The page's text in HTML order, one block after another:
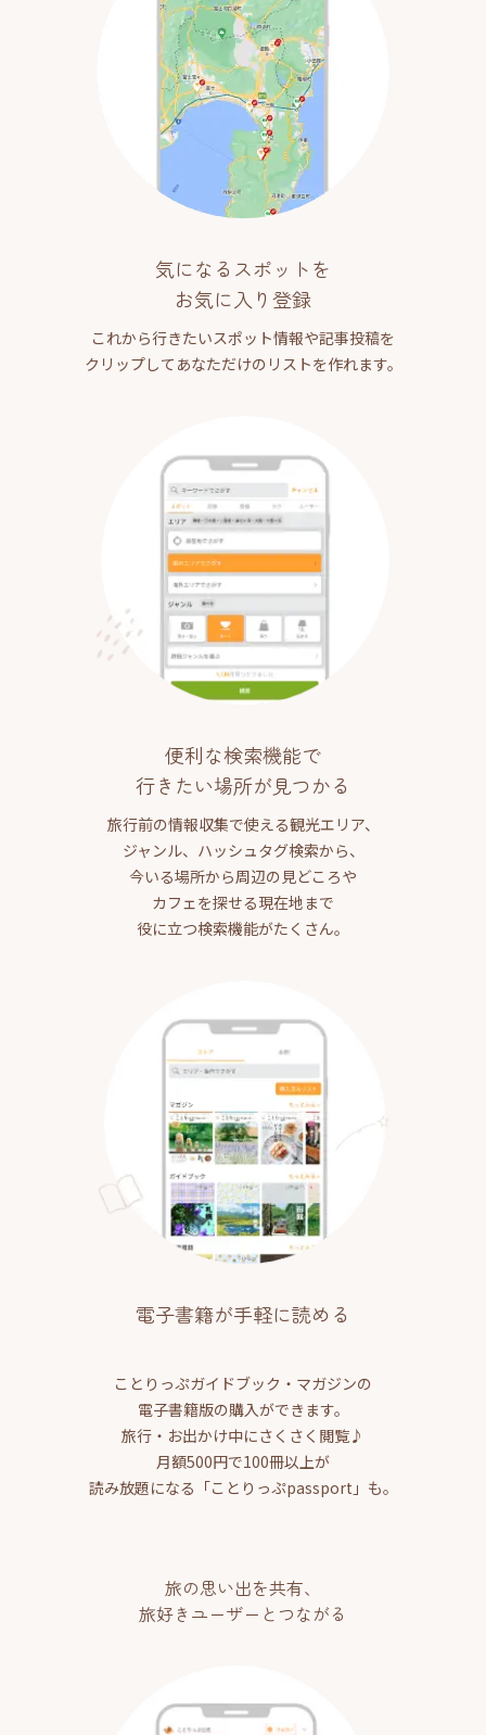
気になるスポットを
お気に入り登録
これから行きたいスポット情報や記事投稿を
クリップしてあなただけのリストを作れます。
便利な検索機能で
行きたい場所が見つかる
旅行前の情報収集で使える観光エリア、
ジャンル、ハッシュタグ検索から、
今いる場所から周辺の見どころや
カフェを探せる現在地まで
役に立つ検索機能がたくさん。
電子書籍が手軽に読める
ことりっぷガイドブック・マガジンの
電子書籍版の購入ができます。
旅行・お出かけ中にさくさく閲覧♪
月額500円で100冊以上が
読み放題になる「ことりっぷpassport」も。
旅の思い出を共有、
旅好きユーザーとつながる